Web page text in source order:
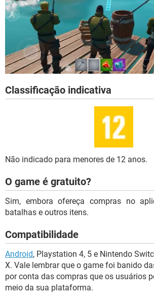
Classificação indicativa
Não indicado para menores de 12 anos.
O game é gratuito?
Sim, embora ofereça compras no
batalhas e outros itens.
Compatibilidade
Android, Playstation 4, 5 e Nintendo
X. Vale lembrar que o game foi banido
por conta das compras que os usuários
meio da sua plataforma.